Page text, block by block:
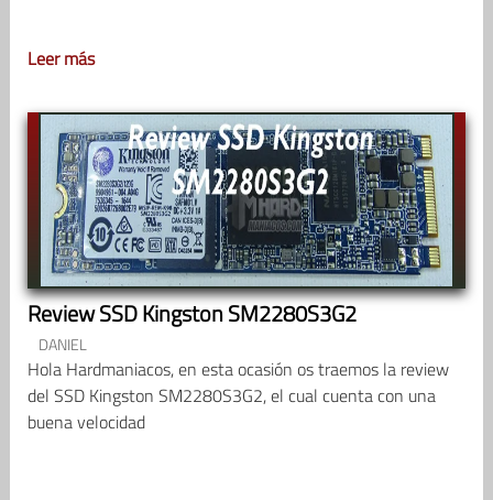
Leer más
Review SSD Kingston SM2280S3G2
DANIEL
Hola Hardmaniacos, en esta ocasión os traemos la review
del SSD Kingston SM2280S3G2, el cual cuenta con una
buena velocidad